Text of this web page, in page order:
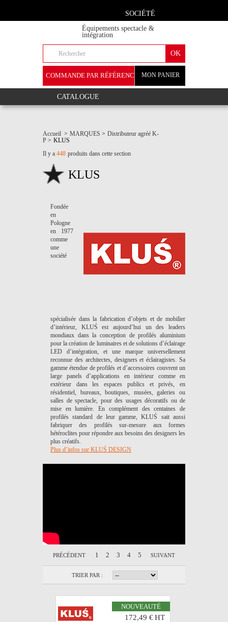
SOCIÉTÉ
Équipements spectacle &
intégration
MON PANIER
COMMANDE PAR RÉFÉRENCE
CATALOGUE
Accueil > MARQUES > Distributeur agréé K-
P > KLUS
Il y a 448 produits dans cette section
KLUS
Fondée
en
Pologne
en 1977
comme
une
société
spécialisée dans la fabrication d’objets et de mobilier
d’intérieur, KLUŚ est aujourd’hui un des leaders
mondiaux dans la conception de profilés aluminium
pour la création de luminaires et de solutions d’éclairage
LED d’intégration, et une marque universellement
reconnue des architectes, designers et éclairagistes. Sa
gamme étendue de profilés et d’accessoires couvrent un
large panels d’applications en intérieur comme en
extérieur dans les espaces publics et privés, en
résidentiel, bureaux, boutiques, musées, galeries ou
salles de spectacle, pour des usages décoratifs ou de
mise en lumière. En complément des centaines de
profilés standard de leur gamme, KLUŚ sait aussi
fabriquer des profilés sur-mesure aux formes
hétéroclites pour répondre aux besoins des designers les
plus créatifs.
Plus d’infos sur KLUŚ DESIGN
PRÉCÉDENT 1 2 3 4 5 SUIVANT
TRIER PAR :
NOUVEAUTÉ
172,49 €HT